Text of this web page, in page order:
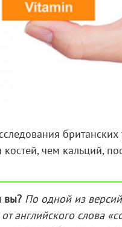
костей, чем кальций,
вы? По одной из
от английского слова